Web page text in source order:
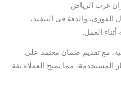
غرب الرياض
الفوري، والدقة في التنفيذ،
أثناء العمل.
مع تقديم ضمان معتمد على
المستخدمة، مما يمنح العملاء ثقة